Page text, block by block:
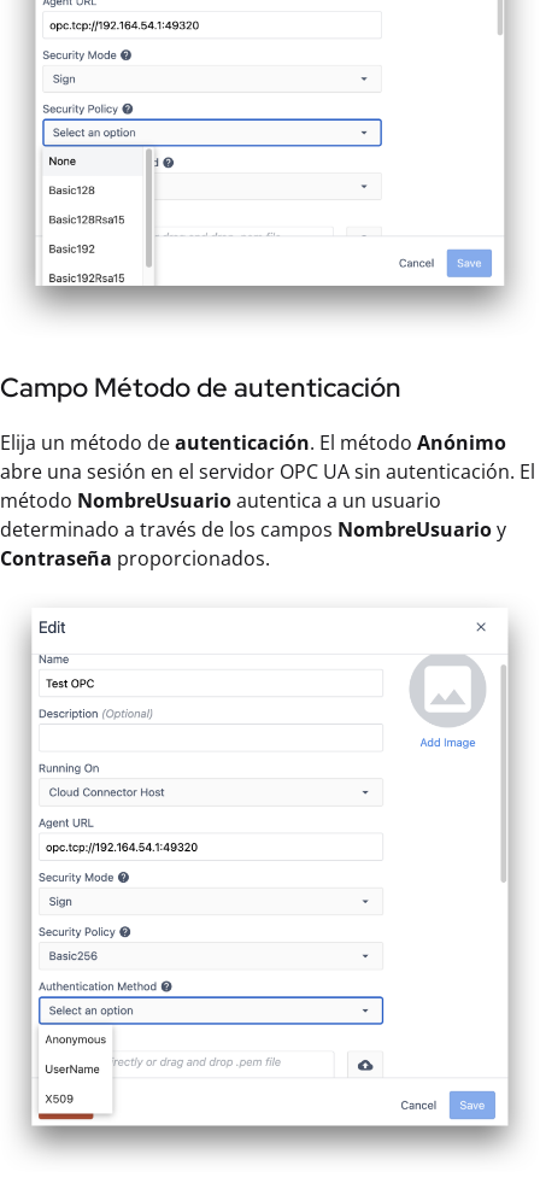
Campo Método de autenticación
Elija un método deautenticación. El método Anónimo
abre una sesión en el servidor OPC UA sin autenticación. El
método NombreUsuarioautentica a un usuario
determinado a través de los campos NombreUsuarioy
Contraseña proporcionados.